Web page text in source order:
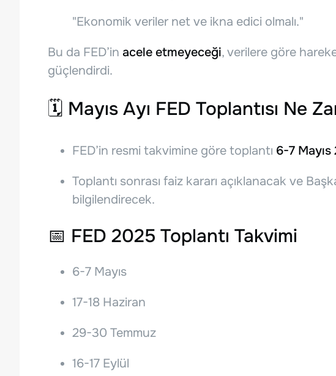
"Ekonomik veriler net ve ikna edici olmalı."
Bu da FED’in acele etmeyeceği, verilere göre
güçlendirdi.
🗓️ Mayıs Ayı FED Toplantısı Ne
FED’in resmi takvimine göre toplantı 6-7
Toplantı sonrası faiz kararı açıklanacak ve
bilgilendirecek.
📅 FED 2025 Toplantı Takvimi
6-7 Mayıs
17-18 Haziran
29-30 Temmuz
16-17 Eylül